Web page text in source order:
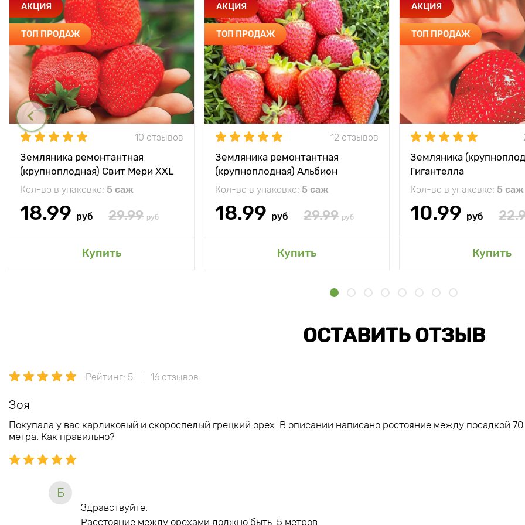
АКЦИЯ
ТОП ПРОДАЖ
10 отзывов
Земляника ремонтантная
(крупноплодная) Свит Мери XXL
Кол-во в упаковке: 5 саж
18.99 руб 29.99 руб
Купить
АКЦИЯ
ТОП ПРОДАЖ
12 отзывов
Земляника ремонтантная
(крупноплодная) Альбион
Кол-во в упаковке: 5 саж
18.99 руб 29.99 руб
Купить
АКЦИЯ
ТОП ПРОДАЖ
Земляника
Гигантелла
Кол-во в упаковке: 5 саж
10.99 руб
Купить
ОСТАВИТЬ ОТЗЫВ
Рейтинг: 5 16 отзывов
Зоя
Покупала у вас карликовый и скороспелый грецкий орех. В описании написано ростояние между посадкой
метра. Как правильно?
Б
Здравствуйте.
Расстояние между орехами должно быть 5 метров